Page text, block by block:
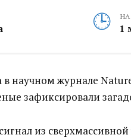
1
в научном журнале
зафиксировали
из